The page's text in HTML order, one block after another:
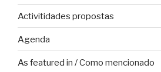
Activitidades propostas
Agenda
As featured in / Como mencionado